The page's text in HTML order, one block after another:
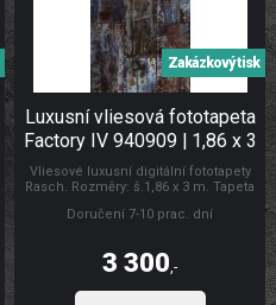
Luxusní vliesová fototapeta
Factory IV 940909 | 1,86 x 3
m | Lepidlo zdarma
Vliesové luxusní digitální fototapety
Rasch. Rozměry: š.1,86 x 3 m. Tapeta
pouze zeď. Vliesové tapety na zeď se
zakrytí jemných prasklin. Fototapety
Zakázkový tisk
Doručení 7-10 prac. dní
3 300,-